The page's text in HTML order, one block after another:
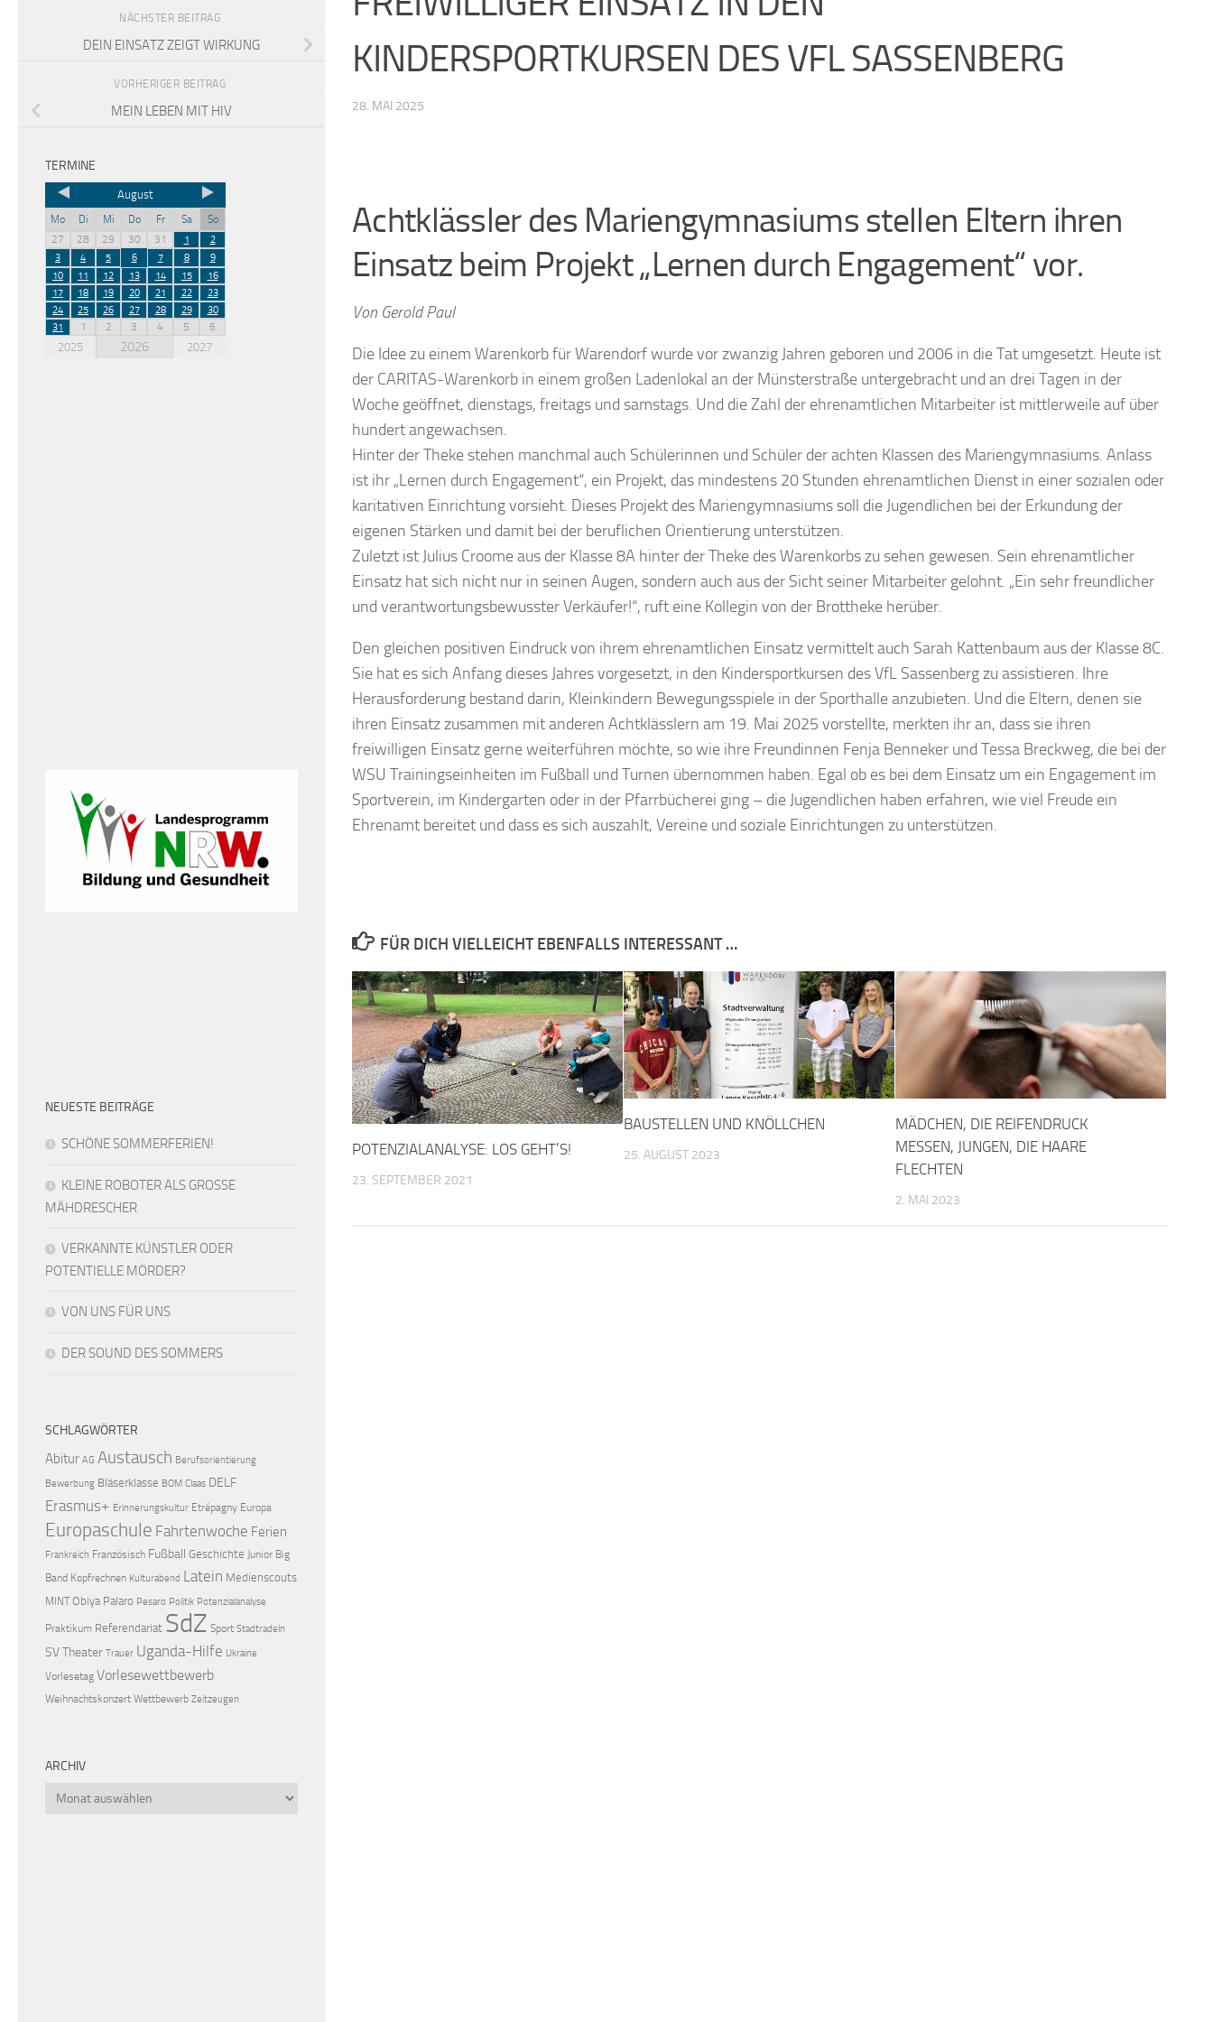
KINDERSPORTKURSEN DES VFL SASSENBERG
28. MAI 2025
Achtklässler des Mariengymnasiums stellen Eltern ihren
Einsatz beim Projekt „Lernen durch Engagement“ vor.
Von Gerold Paul
Die Idee zu einem Warenkorb für Warendorf wurde vor zwanzig Jahren geboren und 2006 in die Tat umgesetzt. Heute ist
der CARITAS-Warenkorb in einem großen Ladenlokal an der Münsterstraße untergebracht und an drei Tagen in der
Woche geöffnet, dienstags, freitags und samstags. Und die Zahl der ehrenamtlichen Mitarbeiter ist mittlerweile auf über
hundert angewachsen.
Hinter der Theke stehen manchmal auch Schülerinnen und Schüler der achten Klassen des Mariengymnasiums. Anlass
ist ihr „Lernen durch Engagement“, ein Projekt, das mindestens 20 Stunden ehrenamtlichen Dienst in einer sozialen oder
karitativen Einrichtung vorsieht. Dieses Projekt des Mariengymnasiums soll die Jugendlichen bei der Erkundung der
eigenen Stärken und damit bei der beruflichen Orientierung unterstützen.
Zuletzt ist Julius Croome aus der Klasse 8A hinter der Theke des Warenkorbs zu sehen gewesen. Sein ehrenamtlicher
Einsatz hat sich nicht nur in seinen Augen, sondern auch aus der Sicht seiner Mitarbeiter gelohnt. „Ein sehr freundlicher
und verantwortungsbewusster Verkäufer!“, ruft eine Kollegin von der Brottheke herüber.
Den gleichen positiven Eindruck von ihrem ehrenamtlichen Einsatz vermittelt auch Sarah Kattenbaum aus der Klasse 8C.
Sie hat es sich Anfang dieses Jahres vorgesetzt, in den Kindersportkursen des VfL Sassenberg zu assistieren. Ihre
Herausforderung bestand darin, Kleinkindern Bewegungsspiele in der Sporthalle anzubieten. Und die Eltern, denen sie
ihren Einsatz zusammen mit anderen Achtklässlern am 19. Mai 2025 vorstellte, merkten ihr an, dass sie ihren
freiwilligen Einsatz gerne weiterführen möchte, so wie ihre Freundinnen Fenja Benneker und Tessa Breckweg, die bei der
WSU Trainingseinheiten im Fußball und Turnen übernommen haben. Egal ob es bei dem Einsatz um ein Engagement im
Sportverein, im Kindergarten oder in der Pfarrbücherei ging – die Jugendlichen haben erfahren, wie viel Freude ein
Ehrenamt bereitet und dass es sich auszahlt, Vereine und soziale Einrichtungen zu unterstützen.
FÜR DICH VIELLEICHT EBENFALLS INTERESSANT …
POTENZIALANALYSE: LOS GEHT’S!
23. SEPTEMBER 2021
BAUSTELLEN UND KNÖLLCHEN
25. AUGUST 2023
MÄDCHEN, DIE REIFENDRUCK
MESSEN, JUNGEN, DIE HAARE
FLECHTEN
2. MAI 2023
NÄCHSTER BEITRAG
DEIN EINSATZ ZEIGT WIRKUNG
VORHERIGER BEITRAG
MEIN LEBEN MIT HIV
TERMINE
August
Mo Di Mi Do Fr Sa
So
27
28 29 30 31 1
2
3
4 5 6 7 8
9
10
11 12 13 14 15
16
17
18 19 20 21 22
23
24
25 26 27 28 29
30
31
1 2 3 4 5 6
2025 2026 2027
NEUESTE BEITRÄGE
SCHÖNE SOMMERFERIEN!
KLEINE ROBOTER ALS GROSSE
MÄHDRESCHER
VERKANNTE KÜNSTLER ODER
POTENTIELLE MÖRDER?
VON UNS FÜR UNS
DER SOUND DES SOMMERS
SCHLAGWÖRTER
Abitur AG Austausch Berufsorientierung
Bewerbung Bläserklasse BOM Claas DELF
Erasmus+ Erinnerungskultur Etrépagny Europa
Europaschule Fahrtenwoche Ferien
Frankreich Französisch Fußball Geschichte Junior Big
Band Kopfrechnen Kulturabend Latein Medienscouts
MINT Obiya Palaro Pesaro Politik Potenzialanalyse
Praktikum Referendariat SdZ Sport Stadtradeln
SVTheater Trauer Uganda-Hilfe Ukraine
Vorlesetag Vorlesewettbewerb
Weihnachtskonzert Wettbewerb Zeitzeugen
ARCHIV